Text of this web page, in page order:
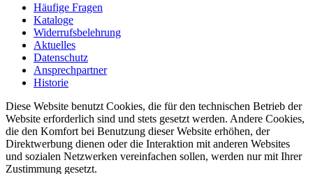
Häufige Fragen
Kataloge
Widerrufsbelehrung
Aktuelles
Datenschutz
Ansprechpartner
Historie
Diese Website benutzt Cookies, die für den technischen Betrieb der
Website erforderlich sind und stets gesetzt werden. Andere Cookies,
die den Komfort bei Benutzung dieser Website erhöhen, der
Direktwerbung dienen oder die Interaktion mit anderen Websites
und sozialen Netzwerken vereinfachen sollen, werden nur mit Ihrer
Zustimmung gesetzt.